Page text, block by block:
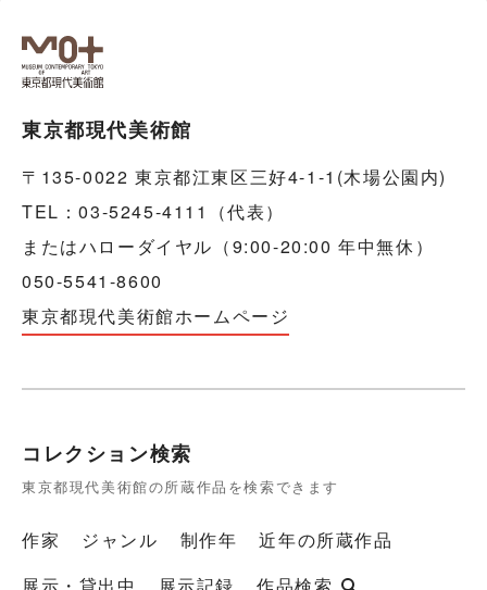
東京都現代美術館
〒135-0022 東京都江東区三好4-1-1(木場公園内)
TEL：03-5245-4111（代表）
またはハローダイヤル（9:00-20:00 年中無休）
050-5541-8600
東京都現代美術館ホームページ
コレクション検索
東京都現代美術館の所蔵作品を検索できます
作家 ジャンル 制作年
近年の所蔵作品
展示・貸出中
展示記録 作品検索